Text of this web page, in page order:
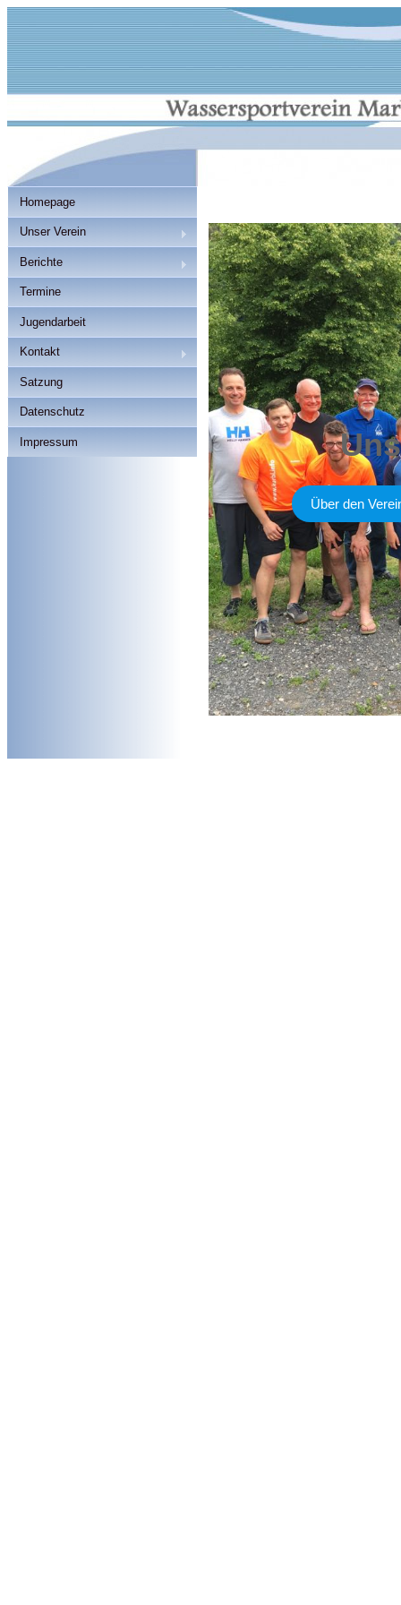
Homepage
Unser Verein
Berichte
Termine
Jugendarbeit
Kontakt
Satzung
Datenschutz
Impressum
Über den